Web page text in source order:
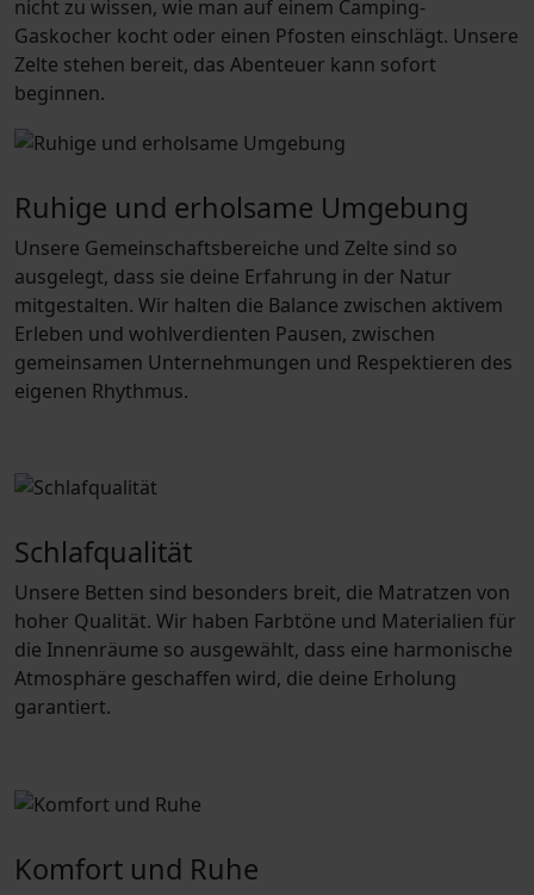
nicht zu wissen, wie man auf einem Camping-
Gaskocher kocht oder einen Pfosten einschlägt. Unsere
Zelte stehen bereit, das Abenteuer kann sofort
beginnen.
Ruhige und erholsame Umgebung
Unsere Gemeinschaftsbereiche und Zelte sind so
ausgelegt, dass sie deine Erfahrung in der Natur
mitgestalten. Wir halten die Balance zwischen aktivem
Erleben und wohlverdienten Pausen, zwischen
gemeinsamen Unternehmungen und Respektieren des
eigenen Rhythmus.
Schlafqualität
Unsere Betten sind besonders breit, die Matratzen von
hoher Qualität. Wir haben Farbtöne und Materialien für
die Innenräume so ausgewählt, dass eine harmonische
Atmosphäre geschaffen wird, die deine Erholung
garantiert.
Komfort und Ruhe